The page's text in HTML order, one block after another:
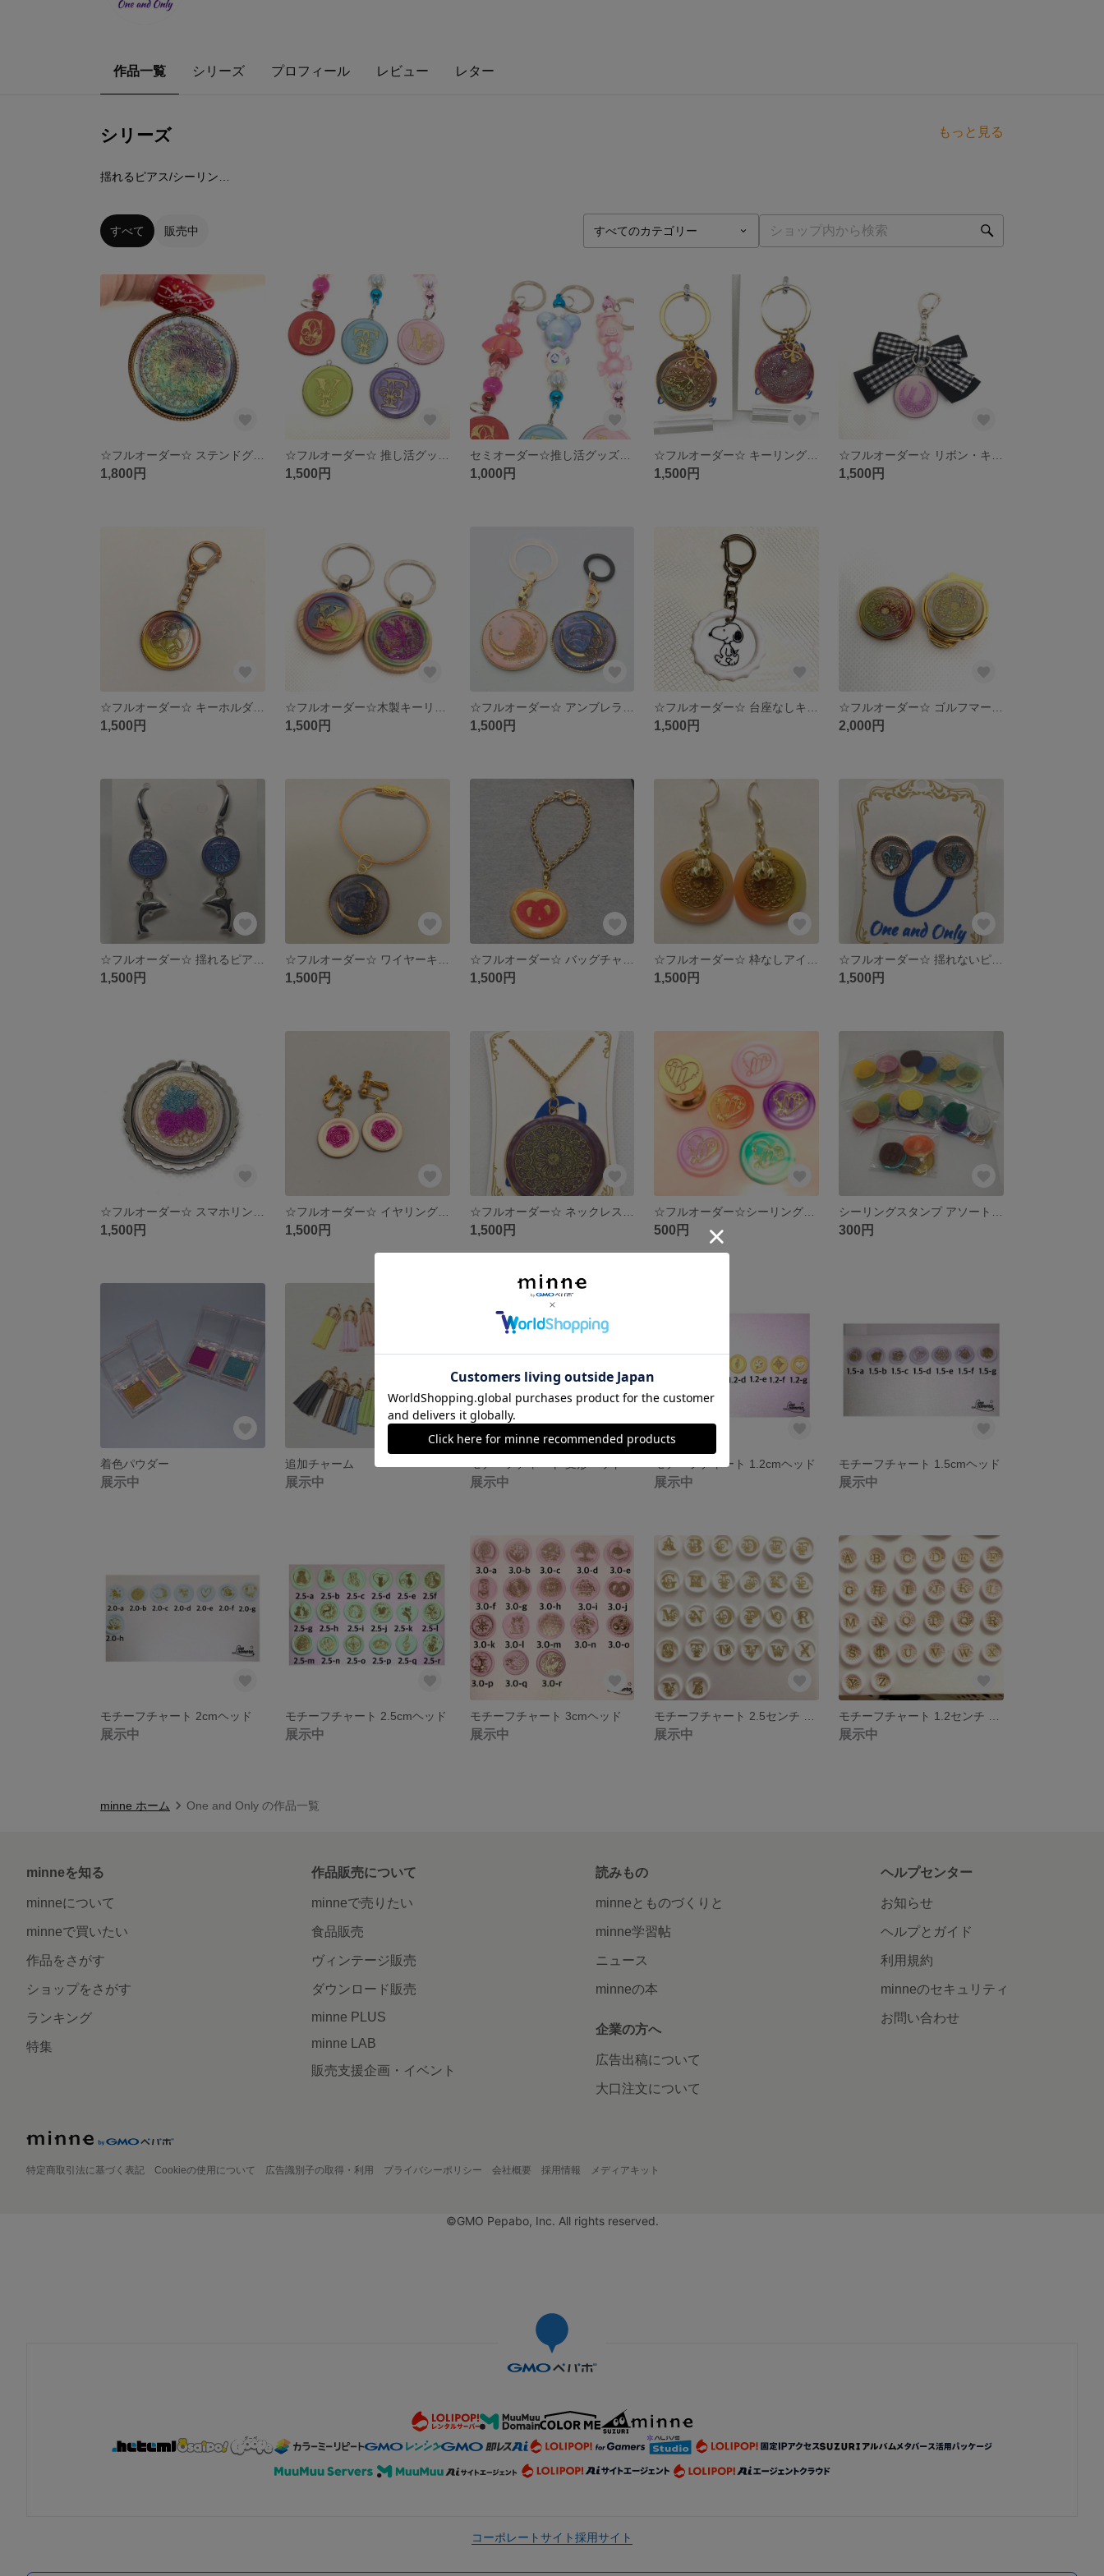
作品一覧 シリーズ プロフィール レビュー レター
シリーズ もっと見る
すべて 販売中
1,800円 1,500円
セミオーダー☆推し活グッズ☆カスタムビーズキーリング
1,000円 1,500円 1,500円
1,500円 1,500円 1,500円 1,500円 2,000円
1,500円 1,500円 1,500円 1,500円 1,500円
1,500円
☆フルオーダー☆ イヤリング/シーリングスタンプ
1,500円 1,500円 500円 300円
着色パウダー
展示中
追加チャーム
展示中 展示中
モチーフチャート 1.2cmヘッド
展示中
モチーフチャート 1.5cmヘッド
展示中
モチーフチャート 2cmヘッド
展示中
モチーフチャート 2.5cmヘッド
展示中
モチーフチャート 3cmヘッド
展示中 展示中 展示中
minne ホーム One and Only の作品一覧
minneを知る
minneについて
minneで買いたい
作品をさがす
ショップをさがす
ランキング
特集
作品販売について
minneで売りたい
食品販売
ヴィンテージ販売
ダウンロード販売
minne PLUS
minne LAB
販売支援企画・イベント
読みもの
minneとものづくりと
minne学習帖
ニュース
minneの本
企業の方へ
広告出稿について
大口注文について
ヘルプセンター
お知らせ
ヘルプとガイド
利用規約
minneのセキュリティ
お問い合わせ
特定商取引法に基づく表記 Cookieの使用について 広告識別子の取得・利用 プライバシーポリシー 会社概要 採用情報 メディアキット
©GMO Pepabo, Inc. All rights reserved.
コーポレートサイト採用サイト